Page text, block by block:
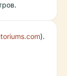
).